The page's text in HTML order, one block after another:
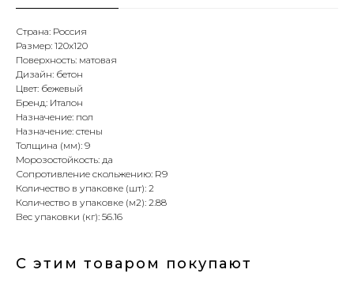
Страна: Россия
Размер: 120х120
Поверхность: матовая
Дизайн: бетон
Цвет: бежевый
Бренд: Италон
Назначение: пол
Назначение: стены
Толщина (мм): 9
Морозостойкость: да
Сопротивление скольжению: R9
Количество в упаковке (шт): 2
Количество в упаковке (м2): 2.88
Вес упаковки (кг): 56.16
С этим товаром покупают